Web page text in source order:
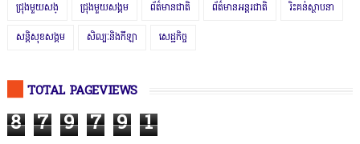
ជ្រុងមួយសង្ ជ្រុងមួយសង្គម ព័ត៌មានជាតិ ព័ត៌មានអន្តរជាតិ រិះគន់ស្ថាបនា
សន្តិសុខសង្គម សិល្បៈនិងកីឡា សេដ្ឋកិច្ច
TOTAL PAGEVIEWS
8 7 9 7 9 1